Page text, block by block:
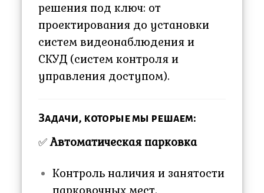
решения под ключ: от
проектирования до установки
систем видеонаблюдения и
СКУД (систем контроля и
управления доступом).
Задачи, которые мы решаем:
✅Автоматическая парковка
Контроль наличия и занятости